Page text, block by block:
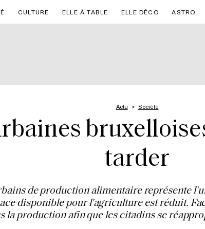
CULTURE ELLE À TABLE ELLE DÉCO ASTRO
Actu Société
tarder
de production alimentaire représente
disponible pour l'agriculture est réduit.
la production afin que les citadins se